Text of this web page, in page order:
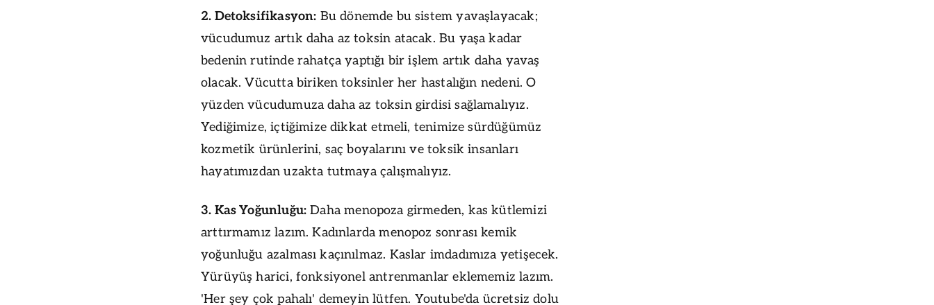
2. Detoksifikasyon: Bu dönemde bu sistem yavaşlayacak;
vücudumuz artık daha az toksin atacak. Bu yaşa kadar
bedenin rutinde rahatça yaptığı bir işlem artık daha yavaş
olacak. Vücutta biriken toksinler her hastalığın nedeni. O
yüzden vücudumuza daha az toksin girdisi sağlamalıyız.
Yediğimize, içtiğimize dikkat etmeli, tenimize sürdüğümüz
kozmetik ürünlerini, saç boyalarını ve toksik insanları
hayatımızdan uzakta tutmaya çalışmalıyız.
3. Kas Yoğunluğu: Daha menopoza girmeden, kas kütlemizi
arttırmamız lazım. Kadınlarda menopoz sonrası kemik
yoğunluğu azalması kaçınılmaz. Kaslar imdadımıza yetişecek.
Yürüyüş harici, fonksiyonel antrenmanlar eklememiz lazım.
'Her şey çok pahalı' demeyin lütfen. Youtube'da ücretsiz dolu